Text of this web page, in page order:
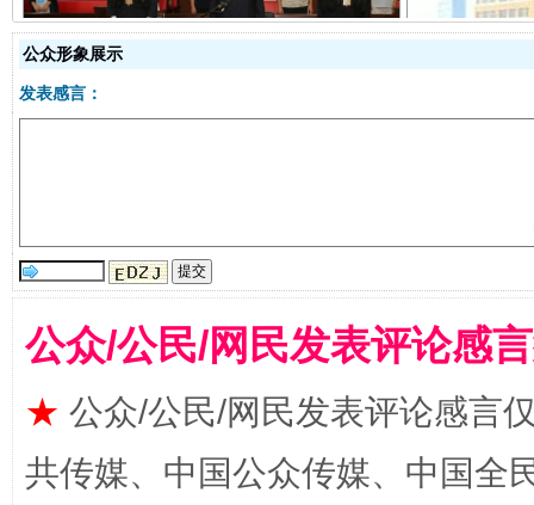
受贿1.44亿！段成刚被判无期 从幼
全民健身五年计划来了！等你上场
公众形象展示
发表感言：
公众/公民/网民发表评论感
★ 公众/公民/网民发表评论感言
共传媒、中国公众传媒、中国全